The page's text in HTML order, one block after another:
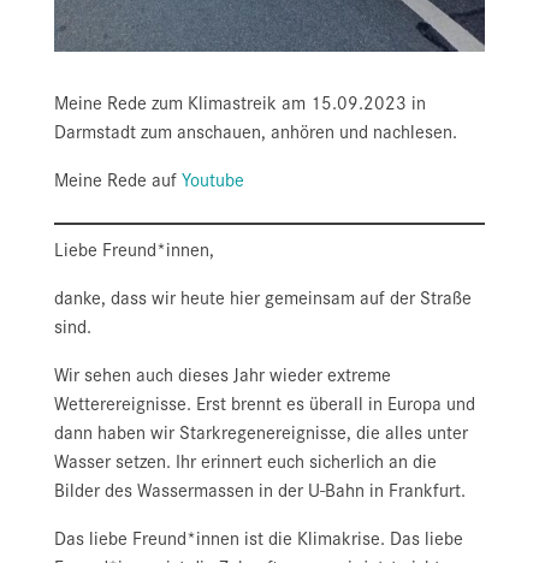
Meine Rede zum Klimastreik am 15.09.2023 in
Darmstadt zum anschauen, anhören und nachlesen.
Meine Rede aufYoutube
Liebe Freund*innen,
danke, dass wir heute hier gemeinsam auf der Straße
sind.
Wir sehen auch dieses Jahr wieder extreme
Wetterereignisse. Erst brennt es überall in Europa und
dann haben wir Starkregenereignisse, die alles unter
Wasser setzen. Ihr erinnert euch sicherlich an die
Bilder des Wassermassen in der U-Bahn in Frankfurt.
Das liebe Freund*innen ist die Klimakrise. Das liebe